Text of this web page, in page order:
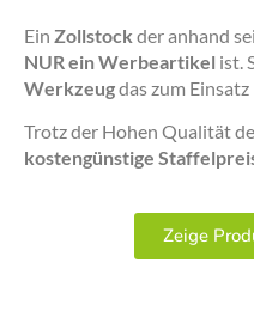
Ein Zollstock der anhand
NUR ein Werbeartikel ist.
Werkzeugdas zum
Trotz der Hohen Qualität
kostengünstige
Zeige